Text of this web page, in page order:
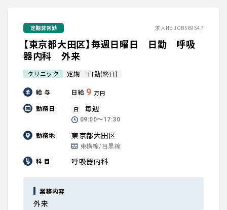
定期非常勤 求人No.JOB569547
【東京都大田区】毎週日曜日 日勤 呼吸
器内科 外来
クリニック 定期 日勤(終日)
給 与 日給 9 万円
勤務日 日 毎週
09:00〜17:30
勤務地 東京都大田区
東横線/目黒線
科 目
呼吸器内科
業務内容
外来